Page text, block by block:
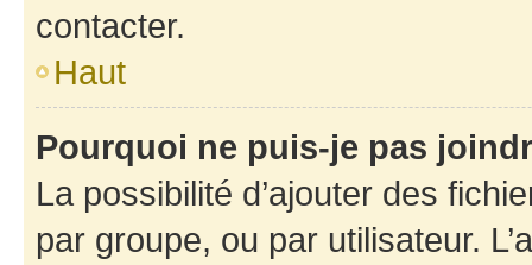
contacter.
Haut
Pourquoi ne puis-je pas
La possibilité d’ajouter des
par groupe, ou par utilisateur.